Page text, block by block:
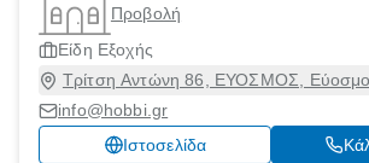
Προβολή
Είδη Εξοχής
Τρίτση Αντώνη 86, ΕΥΟΣΜΟΣ,
info@hobbi.gr
Ιστοσελίδα